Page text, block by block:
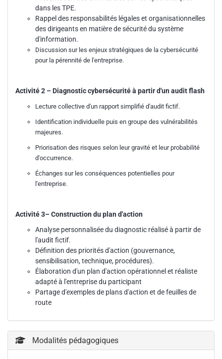
dans les TPE.
Rappel des responsabilités légales et organisationnelles
des dirigeants en matière de sécurité du système
d'information.
Discussion sur les enjeux stratégiques de la cybersécurité
pour la pérennité de l'entreprise.
Activité 2 – Diagnostic cybersécurité à partir d'un audit flash
Lecture collective d'un rapport simplifié d'audit fictif.
Identification individuelle puis en groupe des vulnérabilités
majeures.
Priorisation des risques selon leur gravité et leur probabilité
d'occurrence.
Échanges sur les conséquences potentielles pour
l'entreprise.
Activité 3– Construction du plan d'action
Analyse personnalisée du diagnostic réalisé à partir de
l'audit fictif.
Définition des priorités d'action (gouvernance,
sensibilisation, technique, procédures).
Élaboration d'un plan d'action opérationnel et réaliste
adapté à l'entreprise du participant
Partage d'exemples de plans d'action et de feuilles de
route
Modalités pédagogiques